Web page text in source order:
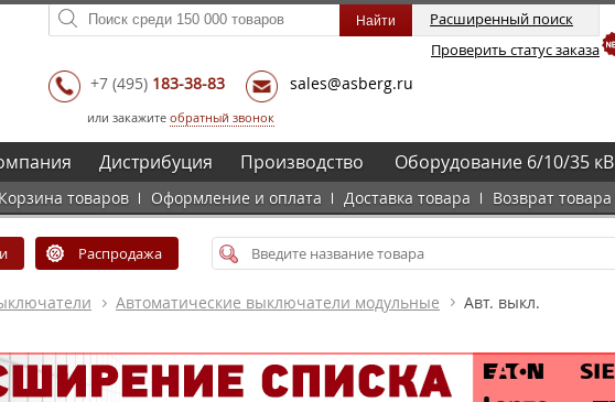
Расширенный поиск
Проверить статус заказа
+7 (495) 183-38-83 sales@asberg.ru
или закажите обратный звонок
Корзина товаров Оформление и оплата Доставка товара Возврат товара
Дистрибуция Производство Оборудование 6/10/35 кВ
Распродажа
Автоматические выключатели модульные
Авт. выкл.